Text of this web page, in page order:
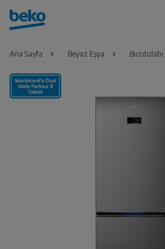
Ana Sayfa Beyaz Eşya Buzdolabı